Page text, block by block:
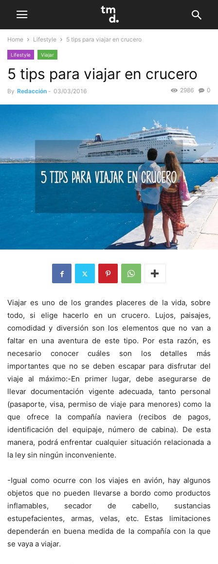
Home Lifestyle 5 tips para viajar en crucero
Lifestyle Viajar
5 tips para viajar en crucero
By Redacción - 03/03/2016 0
2986
Viajar es uno de los grandes placeres de la vida, sobre
todo, si elige hacerlo en un crucero. Lujos, paisajes,
comodidad y diversión son los elementos que no van a
faltar en una aventura de este tipo. Por esta razón, es
necesario conocer cuáles son los detalles más
importantes que no se deben escapar para disfrutar del
viaje al máximo:-En primer lugar, debe asegurarse de
llevar documentación vigente adecuada, tanto personal
(pasaporte, visa, permiso de viaje para menores) como la
que ofrece la compañía naviera (recibos de pagos,
identificación del equipaje, número de cabina). De esta
manera, podrá enfrentar cualquier situación relacionada a
la ley sin ningún inconveniente.
-Igual como ocurre con los viajes en avión, hay algunos
objetos que no pueden llevarse a bordo como productos
inflamables, secador de cabello, sustancias
estupefacientes, armas, velas, etc. Estas limitaciones
dependerán en buena medida de la compañía con la que
se vaya a viajar.